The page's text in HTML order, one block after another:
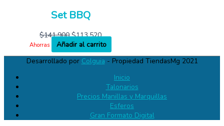
Set BBQ
$141,900 $113,520
Ahorras
Añadir al carrito
Desarrollado por Colguia - Propiedad TiendasMg 2021
Inicio
Talonarios
Precios Manillas y Marquillas
Esferos
Gran Formato Digital